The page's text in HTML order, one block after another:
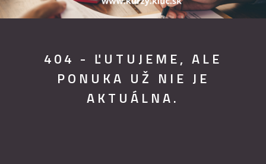
404 - ĽUTUJEME, ALE
PONUKA UŽ NIE JE
AKTUÁLNA.